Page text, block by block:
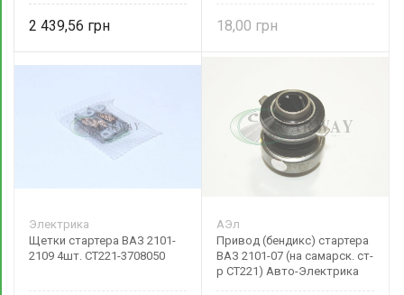
2 439,56 18,00
Электрика
Щетки стартера ВАЗ 2101-
2109 4шт. СТ221-3708050
АЭл
Привод (бендикс) стартера
ВАЗ 2101-07 (на самарск. ст-
р СТ221) Авто-Электрика